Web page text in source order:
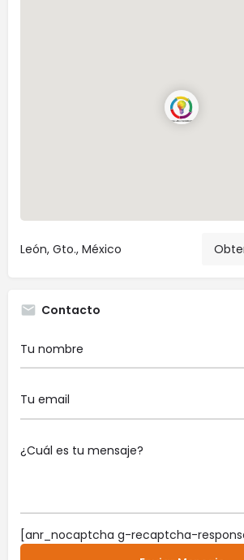
León, Gto., México
Contacto
[anr_nocaptcha g-recaptcha-